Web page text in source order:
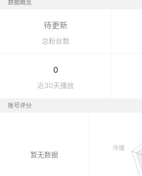
数据概览
待更新
总粉丝数
0
近30天播放
账号评分
暂无数据